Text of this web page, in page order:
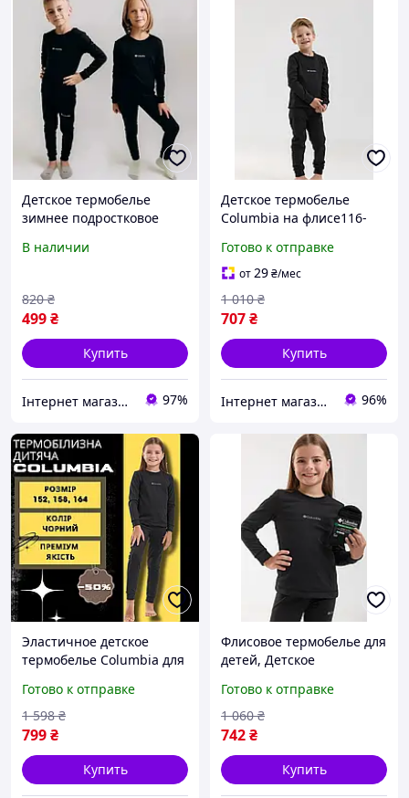
Детское термобелье
зимнее подростковое
122р
В наличии
499₴
820 ₴
Купить
Інтернет магазин товарів для риболовлі Fishermen 97%
Детское термобелье
Columbia на флисе116-
для мальчика и девочки,
зимнее спортивное
термо
Готово к отправке
от29₴/мес
707₴
1 010 ₴
Купить
Інтернет магазин Sayron 96%
Эластичное детское
термобелье Columbia для
зимнее детское
термобелье|ЭТО + СУПЕР
Готово к отправке
799₴
1 598 ₴
Купить
Флисовое термобелье для
детей, Детское
Готово к отправке
742₴
1 060 ₴
Купить